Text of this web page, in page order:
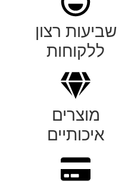
שביעות רצון
ללקוחות
מוצרים
איכותיים